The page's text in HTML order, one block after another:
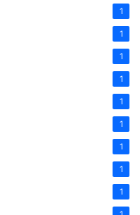
1
1
1
1
1
1
1
1
1